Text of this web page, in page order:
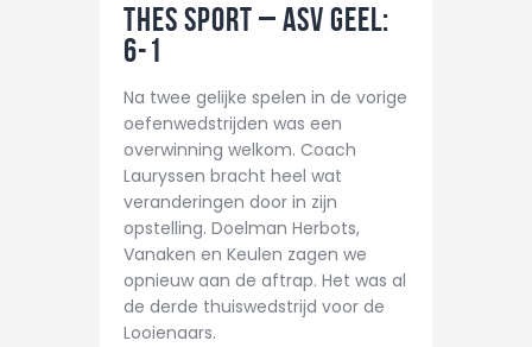
KALENDER
NIEUWS
DE CLUB
CONTACT
THES Sport – ASV Geel:
6-1
Na twee gelijke spelen in de vorige
oefenwedstrijden was een
overwinning welkom. Coach
Lauryssen bracht heel wat
veranderingen door in zijn
opstelling. Doelman Herbots,
Vanaken en Keulen zagen we
opnieuw aan de aftrap. Het was al
de derde thuiswedstrijd voor de
Looienaars.